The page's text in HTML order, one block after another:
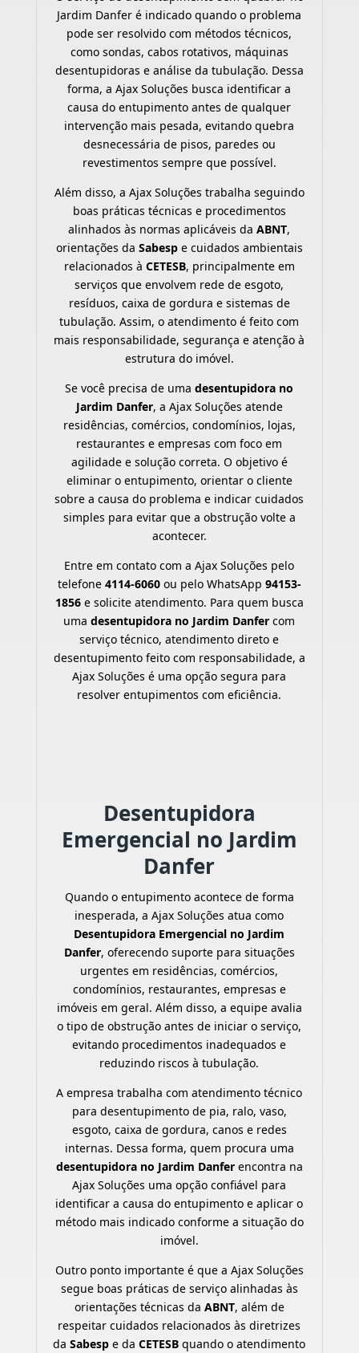
Jardim Danfer é indicado quando o problema
pode ser resolvido com métodos técnicos,
como sondas, cabos rotativos, máquinas
desentupidoras e análise da tubulação. Dessa
forma, a Ajax Soluções busca identificar a
causa do entupimento antes de qualquer
intervenção mais pesada, evitando quebra
desnecessária de pisos, paredes ou
revestimentos sempre que possível.
Além disso, a Ajax Soluções trabalha seguindo
boas práticas técnicas e procedimentos
alinhados às normas aplicáveis daABNT,
orientações da Sabespe cuidados ambientais
relacionados à CETESB, principalmente em
serviços que envolvem rede de esgoto,
resíduos, caixa de gordura e sistemas de
tubulação. Assim, o atendimento é feito com
mais responsabilidade, segurança e atenção à
estrutura do imóvel.
Se você precisa de umadesentupidora no
Jardim Danfer, a Ajax Soluções atende
residências, comércios, condomínios, lojas,
restaurantes e empresas com foco em
agilidade e solução correta. O objetivo é
eliminar o entupimento, orientar o cliente
sobre a causa do problema e indicar cuidados
simples para evitar que a obstrução volte a
acontecer.
Entre em contato com a Ajax Soluções pelo
telefone 4114-6060ou pelo WhatsApp 94153-
1856e solicite atendimento. Para quem busca
umadesentupidora no Jardim Danfer com
serviço técnico, atendimento direto e
desentupimento feito com responsabilidade, a
Ajax Soluções é uma opção segura para
resolver entupimentos com eficiência.
Desentupidora
Emergencial no Jardim
Danfer
Quando o entupimento acontece de forma
inesperada, a Ajax Soluções atua como
Desentupidora Emergencial no Jardim
Danfer, oferecendo suporte para situações
urgentes em residências, comércios,
condomínios, restaurantes, empresas e
imóveis em geral. Além disso, a equipe avalia
o tipo de obstrução antes de iniciar o serviço,
evitando procedimentos inadequados e
reduzindo riscos à tubulação.
A empresa trabalha com atendimento técnico
para desentupimento de pia, ralo, vaso,
esgoto, caixa de gordura, canos e redes
internas. Dessa forma, quem procura uma
desentupidora no Jardim Danferencontra na
Ajax Soluções uma opção confiável para
identificar a causa do entupimento e aplicar o
método mais indicado conforme a situação do
imóvel.
Outro ponto importante é que a Ajax Soluções
segue boas práticas de serviço alinhadas às
orientações técnicas da ABNT, além de
respeitar cuidados relacionados às diretrizes
daSabesp e daCETESB quando o atendimento